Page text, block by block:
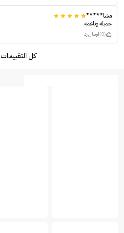
مشا*****
جميله وناعمه
(0) ارسال رد
كل التقييمات